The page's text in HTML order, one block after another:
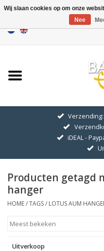
Home
Uitverkoop
GOUDEN SYMBOLEN
Hanger Kettingen
Oorhangers
iDEAL -
Producten getagd
hanger
HOME/TAGS/ LOTUS AUM
Uitverkoop
Wij slaan cookies op om onze
Nee